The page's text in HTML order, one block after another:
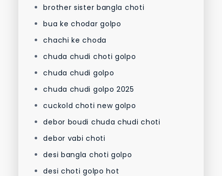
brother sister bangla choti
bua ke chodar golpo
chachi ke choda
chuda chudi choti golpo
chuda chudi golpo
chuda chudi golpo 2025
cuckold choti new golpo
debor boudi chuda chudi choti
debor vabi choti
desi bangla choti golpo
desi choti golpo hot